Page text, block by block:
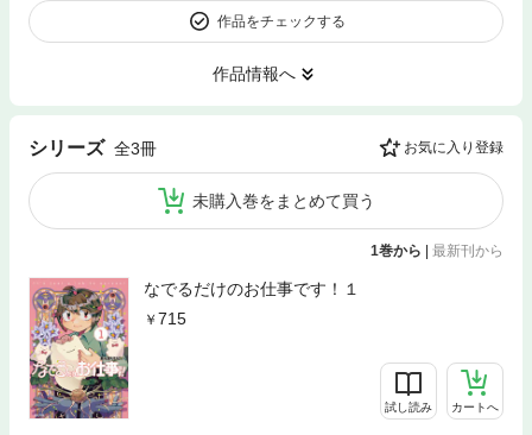
作品をチェックする
作品情報へ
シリーズ 全3冊 お気に入り登録
未購入巻をまとめて買う
1巻から | 最新刊から
なでるだけのお仕事です！１
715
試し読み カートへ